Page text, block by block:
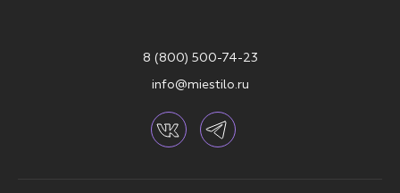
8 (800) 500-74-23
info@miestilo.ru